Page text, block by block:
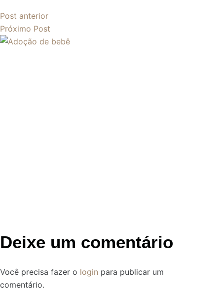
Post anterior
Próximo Post
Deixe um comentário
Você precisa fazer o login para publicar um
comentário.